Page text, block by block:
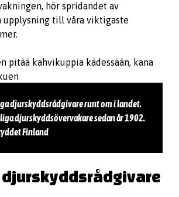
hör spridandet av
upplysning till våra viktigaste
djurskyddsrådgivare runt om i landet.
djurskyddsövervakare sedan år 1902.
Finland